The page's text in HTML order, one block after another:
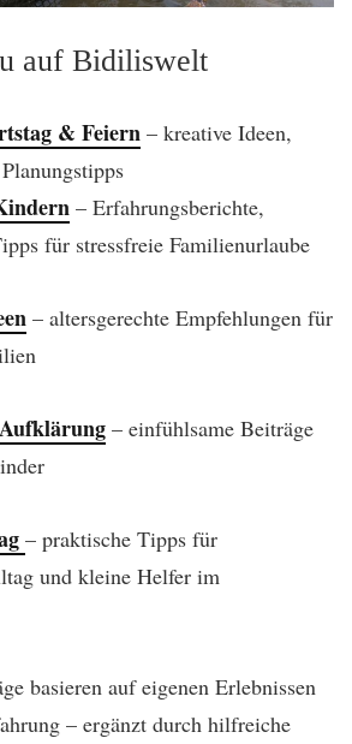
auf Bidiliswelt
& Feiern – kreative Ideen,
– Erfahrungsberichte,
für stressfreie Familienurlaube
– altersgerechte Empfehlungen für
– einfühlsame Beiträge
– praktische Tipps für
und kleine Helfer im
basieren auf eigenen Erlebnissen
– ergänzt durch hilfreiche